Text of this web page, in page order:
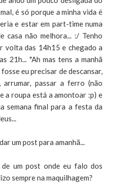
é só porque a minha vida é
e estar em part-time numa
casa não melhora... :/ Tenho
volta das 14h15 e chegado a
21h... "Ah mas tens a manhã
eu precisar de descansar,
arrumar, passar a ferro (não
a roupa está a amontoar :p) e
semana final para a festa da
um post para amanhã...
um post onde eu falo dos
sempre na maquilhagem?